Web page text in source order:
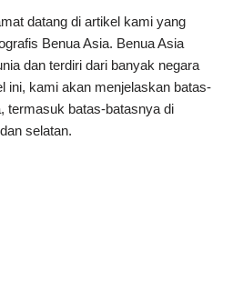
datang di artikel kami yang
Benua Asia. Benua Asia
dan terdiri dari banyak negara
ini, kami akan menjelaskan batas-
termasuk batas-batasnya di
selatan.